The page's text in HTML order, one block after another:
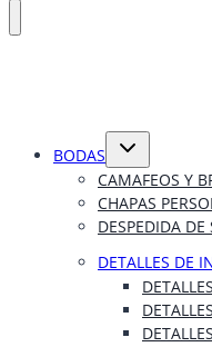
BODAS
Alternar
hijo
CAMAFEOS Y
CHAPAS
DESPEDIDA
DETALLES DE